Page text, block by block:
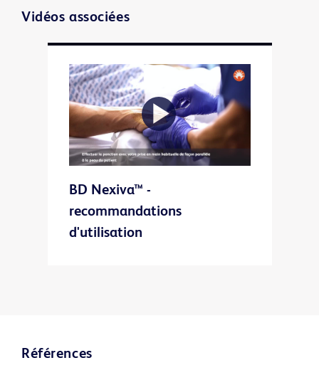
Vidéos associées
Play
Video
BD Nexiva™ -
recommandations
d'utilisation
Références